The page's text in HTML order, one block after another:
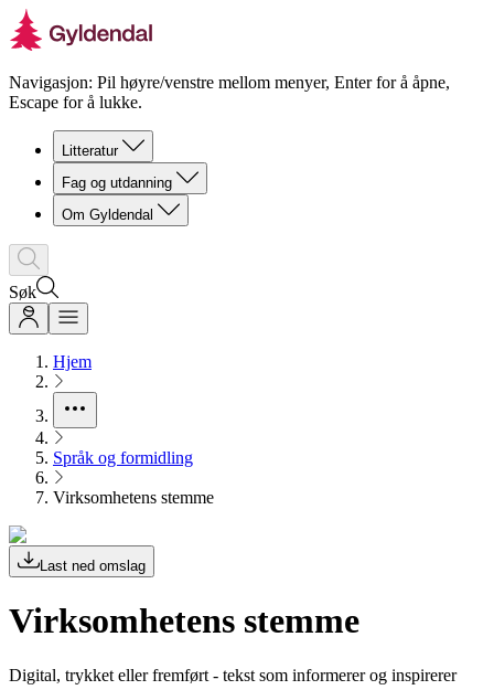
Navigasjon: Pil høyre/venstre mellom menyer, Enter for å åpne,
Escape for å lukke.
Litteratur
Fag og utdanning
Om Gyldendal
Søk
Hjem
Språk og formidling
Virksomhetens stemme
Last ned omslag
Virksomhetens stemme
Digital, trykket eller fremført - tekst som informerer og inspirerer